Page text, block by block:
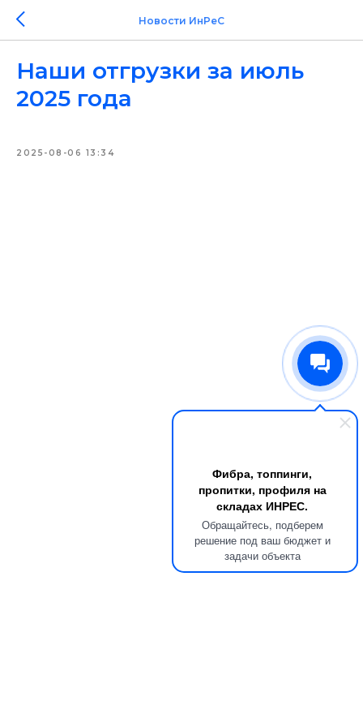
Фибра, топпинги,
пропитки, профиля на
складах ИНРЕС.
Обращайтесь, подберем
решение под ваш бюджет и
задачи объекта
Новости ИнРеС
Наши отгрузки за июль
2025 года
2025-08-06 13:34